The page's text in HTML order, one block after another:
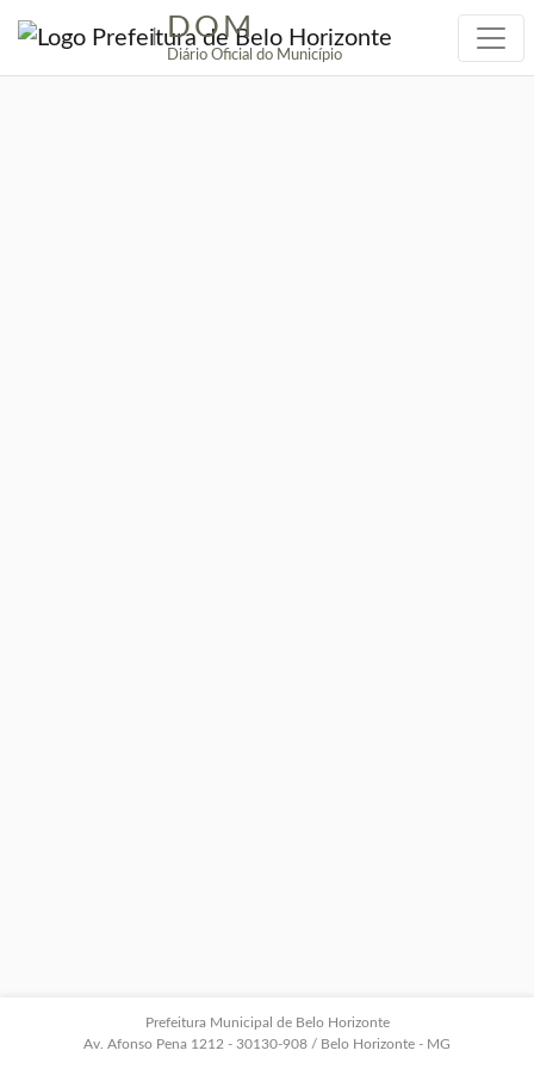
| DOM
Diário Oficial do Município
Prefeitura Municipal de Belo Horizonte
Av. Afonso Pena 1212 - 30130-908 / Belo Horizonte - MG